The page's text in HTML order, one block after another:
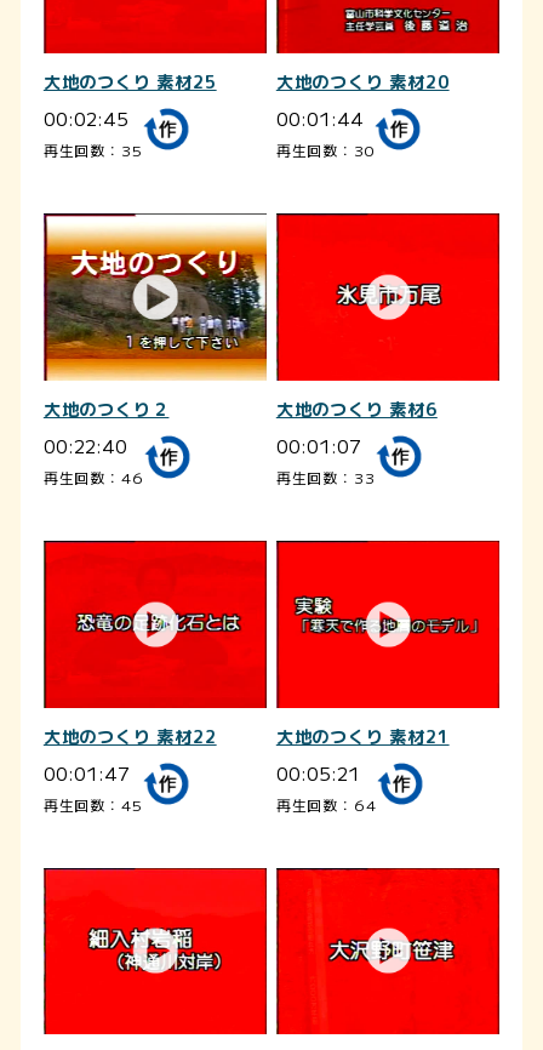
大地のつくり 素材25
00:02:45
再生回数：35
大地のつくり 素材20
00:01:44
再生回数：30
大地のつくり２
00:22:40
再生回数：46
大地のつくり 素材6
00:01:07
再生回数：33
大地のつくり 素材22
00:01:47
再生回数：45
大地のつくり 素材21
00:05:21
再生回数：64